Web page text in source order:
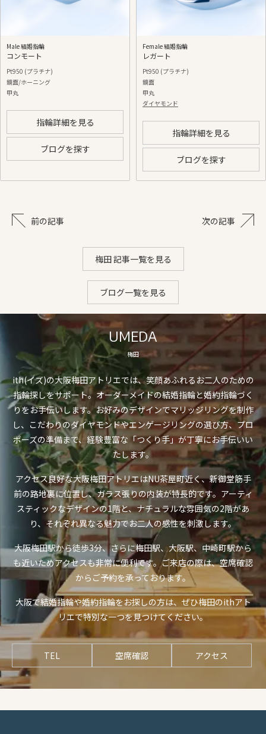
Male 結婚指輪
コンモート
Pt950 (プラチナ)
鏡面/ホーニング
甲丸
指輪詳細を見る
ブログを探す
Female 結婚指輪
レガート
Pt950 (プラチナ)
鏡面
甲丸
ダイヤモンド
指輪詳細を見る
ブログを探す
前の記事 次の記事
梅田 記事一覧を見る
ブログ一覧を見る
UMEDA
梅田
ith(イズ)の大阪梅田アトリエでは、笑顔あふれるお二人のための
指輪探しをサポート。オーダーメイドの結婚指輪と婚約指輪づく
りをお手伝いします。お好みのデザインでマリッジリングを制作
し、こだわりのダイヤモンドやエンゲージリングの選び方、プロ
ポーズの準備まで、経験豊富な「つくり手」が丁寧にお手伝いい
たします。
アクセス良好な大阪梅田アトリエはNU茶屋町近く、新御堂筋手
前の路地裏に位置し、ガラス張りの内装が特長的です。アーティ
スティックなデザインの1階と、ナチュラルな雰囲気の2階があ
り、それぞれ異なる魅力でお二人の感性を刺激します。
大阪梅田駅から徒歩3分、さらに梅田駅、大阪駅、中崎町駅から
も近いためアクセスも非常に便利です。ご来店の際は、空席確認
からご予約を承っております。
大阪で結婚指輪や婚約指輪をお探しの方は、ぜひ梅田のithアト
リエで特別な一つを見つけてください。
TEL 空席確認 アクセス